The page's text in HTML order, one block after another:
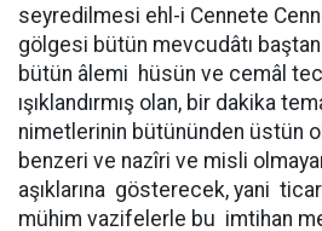
seyredilmesi ehl-i Cennete
gölgesi bütün mevcudâtı
bütün âlemi hüsün ve cemâl
ışıklandırmış olan, bir dakika
nimetlerinin bütününden üstün
benzeri ve nazîri ve misli
aşıklarına gösterecek, yani
mühim vazifelerle bu imtihan